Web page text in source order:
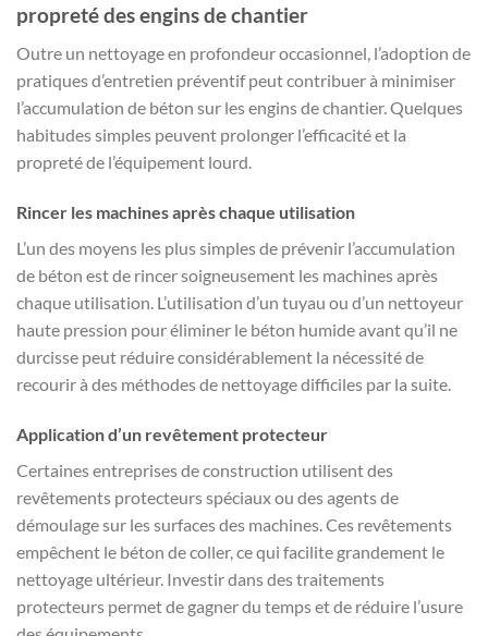
propreté des engins de chantier
Outre un nettoyage en profondeur occasionnel, l’adoption de
pratiques d’entretien préventif peut contribuer à minimiser
l’accumulation de béton sur les engins de chantier. Quelques
habitudes simples peuvent prolonger l’efficacité et la
propreté de l’équipement lourd.
Rincer les machines après chaque utilisation
L’un des moyens les plus simples de prévenir l’accumulation
de béton est de rincer soigneusement les machines après
chaque utilisation. L’utilisation d’un tuyau ou d’un nettoyeur
haute pression pour éliminer le béton humide avant qu’il ne
durcisse peut réduire considérablement la nécessité de
recourir à des méthodes de nettoyage difficiles par la suite.
Application d’un revêtement protecteur
Certaines entreprises de construction utilisent des
revêtements protecteurs spéciaux ou des agents de
démoulage sur les surfaces des machines. Ces revêtements
empêchent le béton de coller, ce qui facilite grandement le
nettoyage ultérieur. Investir dans des traitements
protecteurs permet de gagner du temps et de réduire l’usure